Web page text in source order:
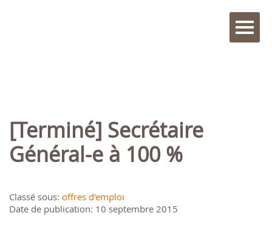
[Terminé] Secrétaire
Général-e à 100 %
Classé sous: offres d'emploi
Date de publication: 10 septembre 2015